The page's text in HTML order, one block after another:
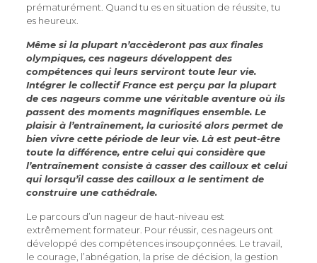
prématurément. Quand tu es en situation de réussite, tu
es heureux.
Même si la plupart n’accèderont pas aux finales
olympiques, ces nageurs développent des
compétences qui leurs serviront toute leur vie.
Intégrer le collectif France est perçu par la plupart
de ces nageurs comme une véritable aventure où ils
passent des moments magnifiques ensemble. Le
plaisir à l’entraînement, la curiosité alors permet de
bien vivre cette période de leur vie. Là est peut-être
toute la différence, entre celui qui considère que
l’entraînement consiste à casser des cailloux et celui
qui lorsqu’il casse des cailloux a le sentiment de
construire une cathédrale.
Le parcours d’un nageur de haut-niveau est
extrêmement formateur. Pour réussir, ces nageurs ont
développé des compétences insoupçonnées. Le travail,
le courage, l’abnégation, la prise de décision, la gestion